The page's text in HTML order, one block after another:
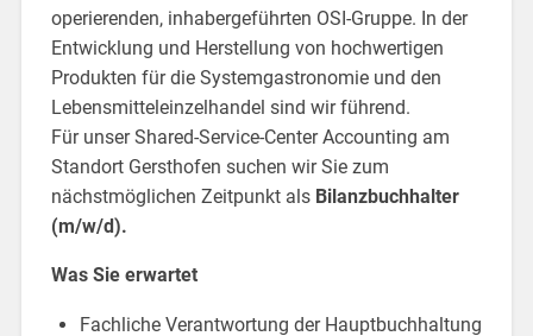
operierenden, inhaber­geführten OSI-Gruppe. In der
Entwicklung und Herstellung von hochwertigen
Produkten für die System­gastro­nomie und den
Lebens­mittel­einzel­handel sind wir führend.
Für unser Shared-Service-Center Accounting am
Standort Gersthofen suchen wir Sie zum
nächstmöglichen Zeitpunkt als Bilanzbuchhalter
(m/w/d).
Was Sie erwartet
Fachliche Verantwortung der Hauptbuchhaltung